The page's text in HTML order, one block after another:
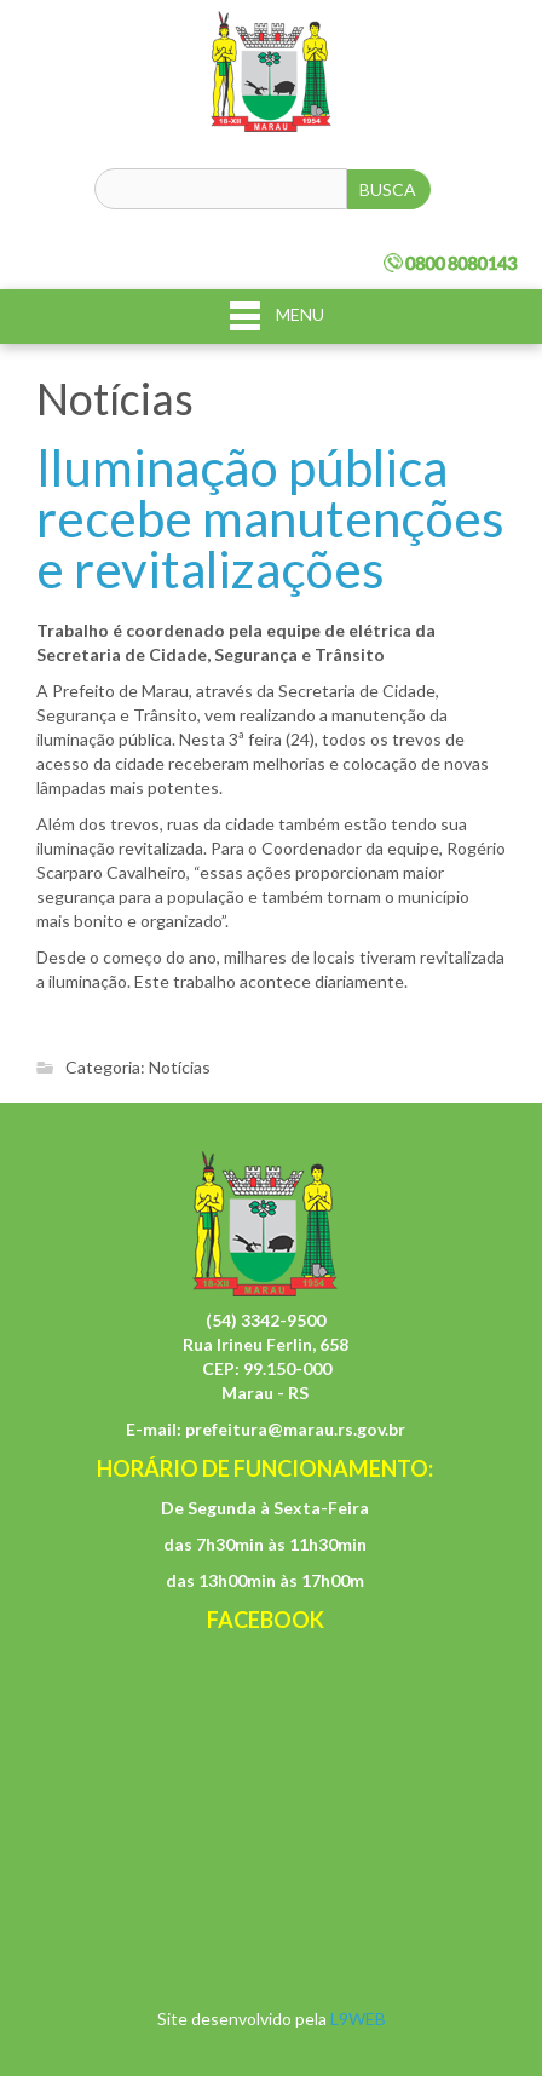
MENU
Notícias
Iluminação pública
recebe manutenções
e revitalizações
Trabalho é coordenado pela equipe de elétrica da
Secretaria de Cidade, Segurança e Trânsito
A Prefeito de Marau, através da Secretaria de Cidade,
Segurança e Trânsito, vem realizando a manutenção da
iluminação pública. Nesta 3ª feira (24), todos os trevos de
acesso da cidade receberam melhorias e colocação de novas
lâmpadas mais potentes.
Além dos trevos, ruas da cidade também estão tendo sua
iluminação revitalizada. Para o Coordenador da equipe, Rogério
Scarparo Cavalheiro, “essas ações proporcionam maior
segurança para a população e também tornam o município
mais bonito e organizado”.
Desde o começo do ano, milhares de locais tiveram revitalizada
a iluminação. Este trabalho acontece diariamente.
Categoria: Notícias
(54) 3342-9500
Rua Irineu Ferlin, 658
CEP: 99.150-000
Marau - RS
E-mail: prefeitura@marau.rs.gov.br
HORÁRIO DE FUNCIONAMENTO:
De Segunda à Sexta-Feira
das 7h30min às 11h30min
das 13h00min às 17h00m
FACEBOOK
Site desenvolvido pela L9WEB